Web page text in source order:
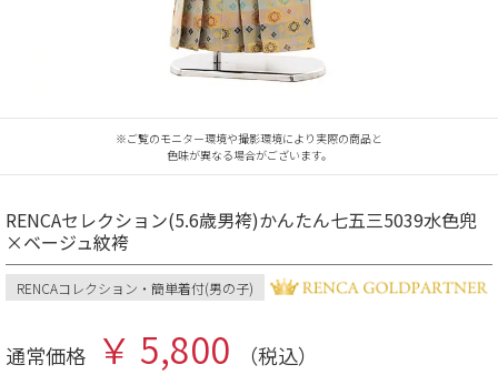
※ご覧のモニター環境や撮影環境により実際の商品と
色味が異なる場合がございます。
RENCAセレクション(5.6歳男袴)かんたん七五三5039水色兜
×ベージュ紋袴
RENCAコレクション・簡単着付(男の子)
通常価格 ￥ 5,800 （税込）